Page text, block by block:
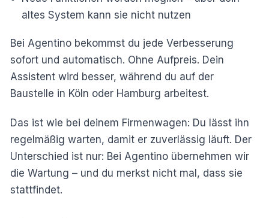
altes System kann sie nicht nutzen
Bei Agentino bekommst du jede Verbesserung
sofort und automatisch. Ohne Aufpreis. Dein
Assistent wird besser, während du auf der
Baustelle in Köln oder Hamburg arbeitest.
Das ist wie bei deinem Firmenwagen: Du lässt ihn
regelmäßig warten, damit er zuverlässig läuft. Der
Unterschied ist nur: Bei Agentino übernehmen wir
die Wartung – und du merkst nicht mal, dass sie
stattfindet.